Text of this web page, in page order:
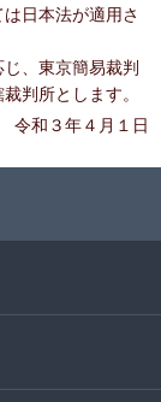
日本法が適用さ
、東京簡易裁判
判所とします。
令和３年４月１日